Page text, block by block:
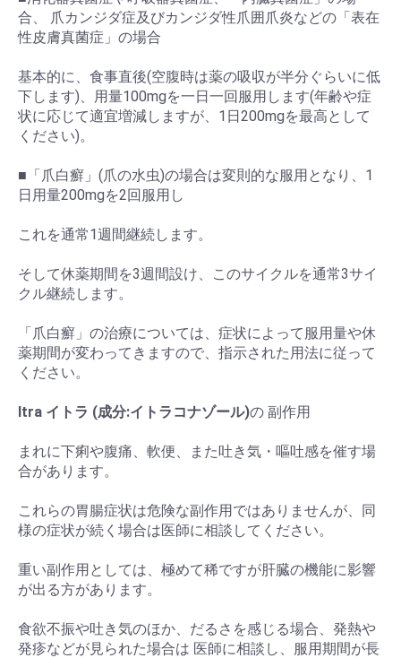
合、 爪カンジダ症及びカンジダ性爪囲爪炎などの「表在
性皮膚真菌症」の場合
基本的に、食事直後(空腹時は薬の吸収が半分ぐらいに低
下します)、用量100mgを一日一回服用します(年齢や症
状に応じて適宜増減しますが、1日200mgを最高として
ください)。
■「爪白癬」(爪の水虫)の場合は変則的な服用となり、1
日用量200mgを2回服用し
これを通常1週間継続します。
そして休薬期間を3週間設け、このサイクルを通常3サイ
クル継続します。
「爪白癬」の治療については、症状によって服用量や休
薬期間が変わってきますので、指示された用法に従って
ください。
Itra イトラ (成分:イトラコナゾール)の 副作用
まれに下痢や腹痛、軟便、また吐き気・嘔吐感を催す場
合があります。
これらの胃腸症状は危険な副作用ではありませんが、同
様の症状が続く場合は医師に相談してください。
重い副作用としては、極めて稀ですが肝臓の機能に影響
が出る方があります。
食欲不振や吐き気のほか、だるさを感じる場合、発熱や
発疹などが見られた場合は 医師に相談し、服用期間が長